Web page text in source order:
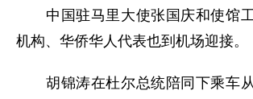
中国驻马里大使张国庆和使馆工
机构、华侨华人代表也到机场迎接。
胡锦涛在杜尔总统陪同下乘车从